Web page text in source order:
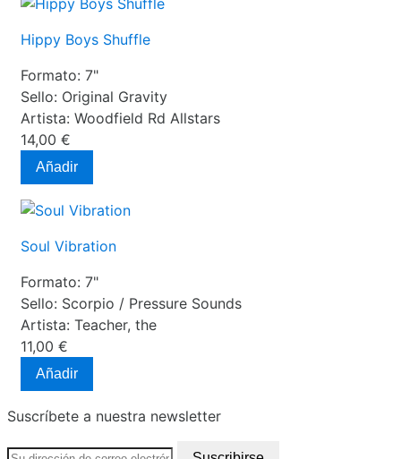
Hippy Boys Shuffle
Formato: 7"
Sello: Original Gravity
Artista: Woodfield Rd Allstars
14,00 €
Añadir
Soul Vibration
Formato: 7"
Sello: Scorpio / Pressure Sounds
Artista: Teacher, the
11,00 €
Añadir
Suscríbete a nuestra newsletter